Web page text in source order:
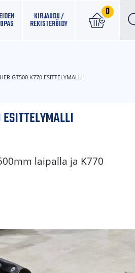
0
KIRJAUDU /
REKISTERÖIDY
GT500 K770 ESITTELYMALLI
laipalla ja K770